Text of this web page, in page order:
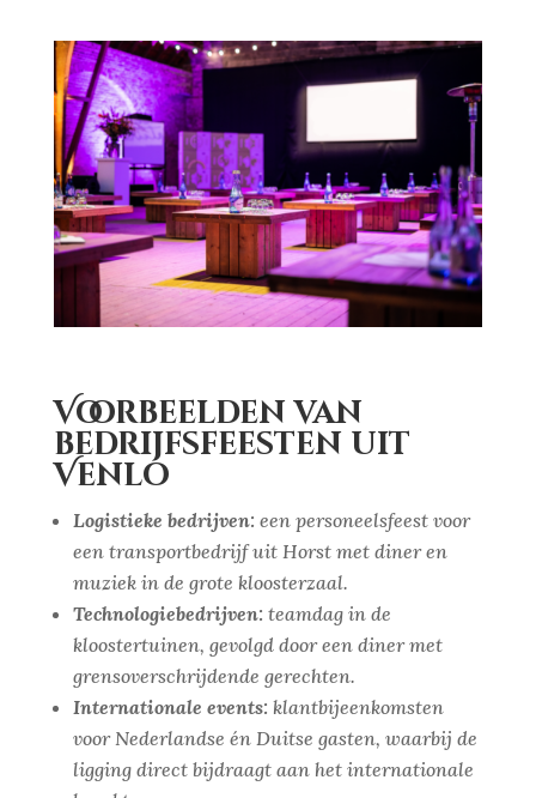
Voorbeelden van
bedrijfsfeesten uit
Venlo
Logistieke bedrijven: een personeelsfeest voor
een transportbedrijf uit Horst met diner en
muziek in de grote kloosterzaal.
Technologiebedrijven: teamdag in de
kloostertuinen, gevolgd door een diner met
grensoverschrijdende gerechten.
Internationale events: klantbijeenkomsten
voor Nederlandse én Duitse gasten, waarbij de
ligging direct bijdraagt aan het internationale